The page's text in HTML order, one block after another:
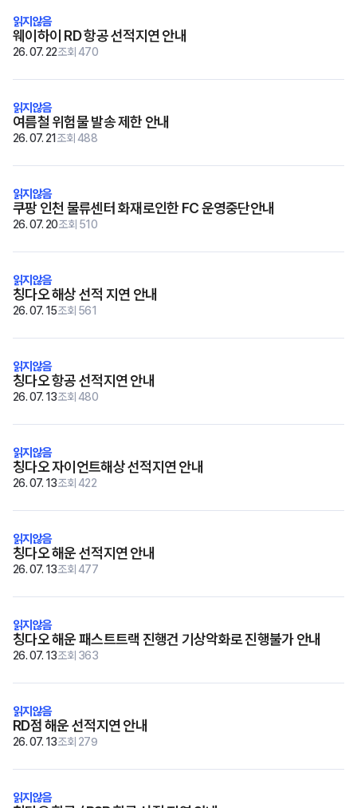
웨이하이 RD 항공 선적지연 안내
26. 07. 22조회 470
여름철 위험물 발송 제한 안내
26. 07. 21조회 488
쿠팡 인천 물류센터 화재로인한 FC 운영중단안내
26. 07. 20조회 510
칭다오 해상 선적 지연 안내
26. 07. 15조회 561
칭다오 항공 선적지연 안내
26. 07. 13조회 480
칭다오 자이언트해상 선적지연 안내
26. 07. 13조회 422
칭다오 해운 선적지연 안내
26. 07. 13조회 477
칭다오 해운 패스트트랙 진행건 기상악화로 진행불가 안내
26. 07. 13조회 363
RD점 해운 선적지연 안내
26. 07. 13조회 279